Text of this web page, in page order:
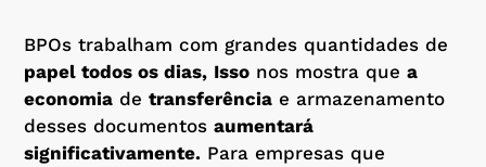
papel todos os dias, Isso nos mostra que a
economia de transferência e armazenamento
desses documentos aumentará
significativamente. Para empresas que